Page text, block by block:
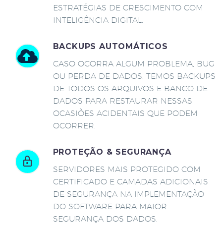
ESTRATÉGIAS DE CRESCIMENTO COM
INTELIGÊNCIA DIGITAL.
BACKUPS AUTOMÁTICOS
CASO OCORRA ALGUM PROBLEMA, BUG
OU PERDA DE DADOS, TEMOS BACKUPS
DE TODOS OS ARQUIVOS E BANCO DE
DADOS PARA RESTAURAR NESSAS
OCASIÕES ACIDENTAIS QUE PODEM
OCORRER.
PROTEÇÃO & SEGURANÇA
SERVIDORES MAIS PROTEGIDO COM
CERTIFICADO E CAMADAS ADICIONAIS
DE SEGURANÇA NA IMPLEMENTAÇÃO
DO SOFTWARE PARA MAIOR
SEGURANÇA DOS DADOS.